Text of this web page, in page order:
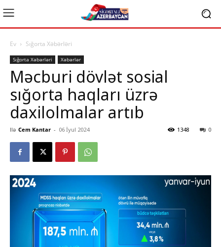
Ev Sığorta Xəbərləri
Sığorta Xəbərləri Xəbərlər
Məcburi dövlət sosial
sığorta haqları üzrə
daxilolmalar artıb
Ilə Cem Kantar - 06 İyul 2024 0
1348